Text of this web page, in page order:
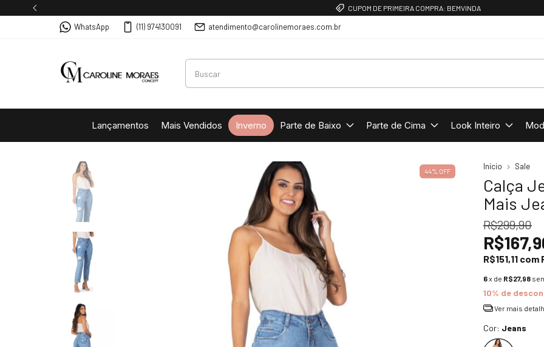
CUPOM DE PRIMEIRA COMPRA: BEMVINDA
WhatsApp (11) 974130091 atendimento@carolinemoraes.com.br
Lançamentos Mais Vendidos Inverno Parte de Baixo Parte de Cima Look Inteiro
44% OFF
Início Sale
Calça
Mais
R$299,90
R$151,11 com
6x de R$27,98
10% de
Ver mais
Cor: Jeans